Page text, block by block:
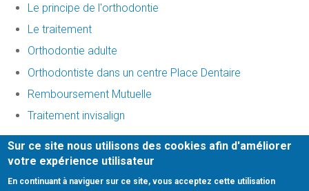
Le principe de l'orthodontie
Le traitement
Orthodontie adulte
Orthodontiste dans un centre Place Dentaire
Remboursement Mutuelle
Traitement invisalign
Honoraires-Mentions légales
site web du cabinet dentaire créé pardenti.site
Sur ce site nous utilisons des cookies afin d'améliorer
votre expérience utilisateur
En continuant à naviguer sur ce site, vous acceptez cette utilisation